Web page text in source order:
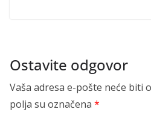
Ostavite odgovor
Vaša adresa e-pošte neće biti
polja su označena *